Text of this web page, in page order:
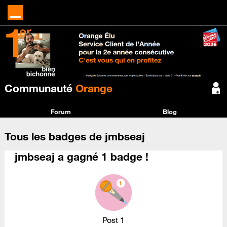
Communauté Orange
Forum Blog
Tous les badges de jmbseaj
jmbseaj a gagné 1 badge !
Post 1